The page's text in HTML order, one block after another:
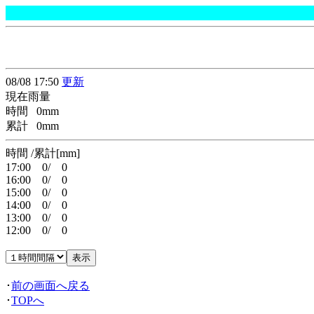
08/08 17:50 更新
現在雨量
時間 0mm
累計 0mm
時間 /累計[mm]
17:00 0/ 0
16:00 0/ 0
15:00 0/ 0
14:00 0/ 0
13:00 0/ 0
12:00 0/ 0
･前の画面へ戻る
･TOPへ